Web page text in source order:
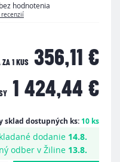
hodnotenia
recenzií
ZA 1 KUS 356,11 €
1 424,44 €
sklad dostupných ks:10 ks
dodanie 14.8.
odber v Žiline 13.8.